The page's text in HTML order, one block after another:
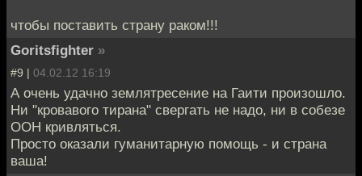
чтобы поставить страну раком!!!
Goritsfighter »
#9 | 04.02.12 16:19
А очень удачно землятресение на Гаити произошло.
Ни "кровавого тирана" свергать не надо, ни в собезе
ООН кривляться.
Просто оказали гуманитарную помощь - и страна
ваша!